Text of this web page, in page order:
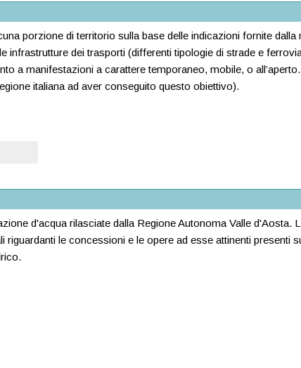
porzione di territorio sulla base delle indicazioni fornite dalla
dei trasporti (differenti tipologie di strade e
a manifestazioni a carattere temporaneo, mobile, o
italiana ad aver conseguito questo obiettivo).
d'acqua rilasciate dalla Regione Autonoma Valle d'Aosta.
le concessioni e le opere ad esse attinenti presenti